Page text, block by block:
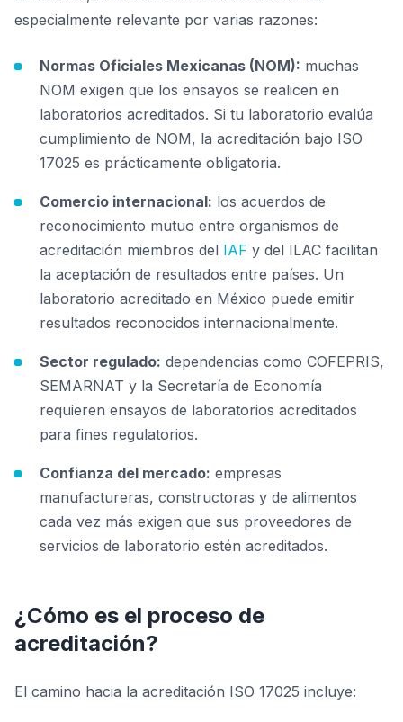
especialmente relevante por varias razones:
Normas Oficiales Mexicanas (NOM): muchas
NOM exigen que los ensayos se realicen en
laboratorios acreditados. Si tu laboratorio evalúa
cumplimiento de NOM, la acreditación bajo ISO
17025 es prácticamente obligatoria.
Comercio internacional: los acuerdos de
reconocimiento mutuo entre organismos de
acreditación miembros del IAF y del ILAC facilitan
la aceptación de resultados entre países. Un
laboratorio acreditado en México puede emitir
resultados reconocidos internacionalmente.
Sector regulado: dependencias como COFEPRIS,
SEMARNAT y la Secretaría de Economía
requieren ensayos de laboratorios acreditados
para fines regulatorios.
Confianza del mercado: empresas
manufactureras, constructoras y de alimentos
cada vez más exigen que sus proveedores de
servicios de laboratorio estén acreditados.
¿Cómo es el proceso de
acreditación?
El camino hacia la acreditación ISO 17025 incluye: